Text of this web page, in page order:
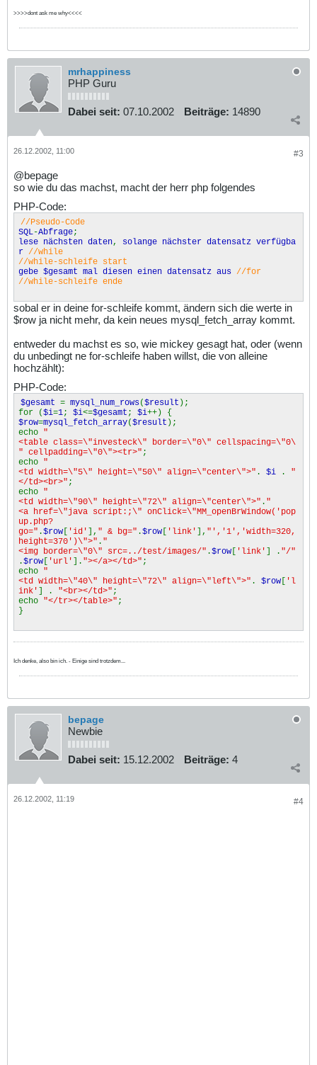
>>>>dont ask me why<<<<
mrhappiness
PHP Guru
Dabei seit: 07.10.2002 Beiträge: 14890
#3
26.12.2002, 11:00
@bepage
so wie du das machst, macht der herr php folgendes
PHP-Code:
//Pseudo-Code
SQL-Abfrage;
lese nächsten daten, solange nächster datensatz verfügba
r //while
//while-schleife start
gebe $gesamt mal diesen einen datensatz aus //for
//while-schleife ende
sobal er in deine for-schleife kommt, ändern sich die werte in
$row ja nicht mehr, da kein neues mysql_fetch_array kommt.
entweder du machst es so, wie mickey gesagt hat, oder (wenn
du unbedingt ne for-schleife haben willst, die von alleine
hochzählt):
PHP-Code:
$gesamt = mysql_num_rows($result );
for ($i=1; $i<=$gesamt ; $i++) {
$row=mysql_fetch_array($result );
echo "
<table class=\"investeck\" border=\"0\" cellspacing=\"0\
" cellpadding=\"0\"><tr>" ;
echo "
<td width=\"5\" height=\"50\" align=\"center\">" . $i . "
</td><br>" ;
echo "
<td width=\"90\" height=\"72\" align=\"center\">" . "
<a href=\"java script:;\" onClick=\"MM_openBrWindow('pop
up.php?
go=" .$row [ 'id' ], " & bg=" .$row [ 'link' ], "','1','width=320,
height=370')\">" . "
<img border=\"0\" src=../test/images/" .$row [ 'link' ] . "/"
.$row [ 'url' ]. "></a></td>" ;
echo "
<td width=\"40\" height=\"72\" align=\"left\">" . $row [ 'l
ink' ] . "<br></td>" ;
echo "</tr></table>" ;
}
Ich denke, also bin ich. - Einige sind trotzdem...
bepage
Newbie
Dabei seit: 15.12.2002 Beiträge: 4
#4
26.12.2002, 11:19